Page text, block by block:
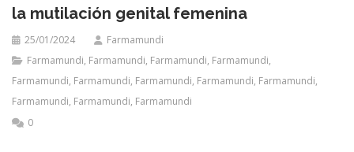
la mutilación genital femenina
25/01/2024
Farmamundi
Farmamundi, Farmamundi, Farmamundi, Farmamundi,
Farmamundi, Farmamundi, Farmamundi, Farmamundi, Farmamundi,
Farmamundi, Farmamundi, Farmamundi
0